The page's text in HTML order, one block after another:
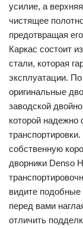
усилие, а
чистящее
предотвращая
Каркас состоит
стали, которая
эксплуатации.
оригинальные
заводской
которой
собственную
дворники Denso
видите
перед вами
отличить